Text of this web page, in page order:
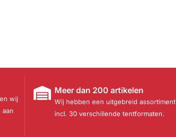
wij
aan
Meer dan 200 artikelen
Wij hebben een uitgebreid assortiment
incl. 30 verschillende tentformaten.